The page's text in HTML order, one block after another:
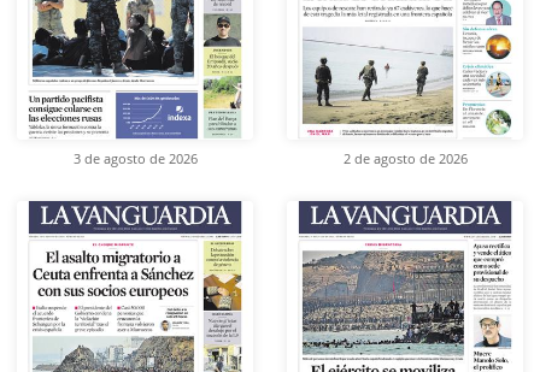
3 de agosto de 2026 2 de agosto de 2026